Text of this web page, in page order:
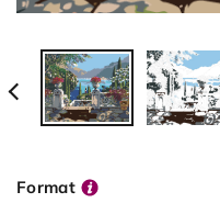
Format